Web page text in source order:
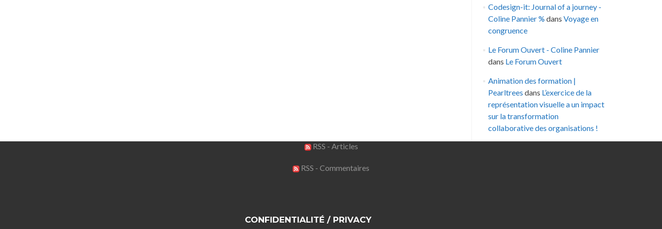
Codesign-it: Journal of a journey -
Coline Pannier % dans Voyage en
congruence
Le Forum Ouvert - Coline Pannier
dans Le Forum Ouvert
Animation des formation |
Pearltrees dans L’exercice de la
représentation visuelle a un impact
sur la transformation
collaborative des organisations !
RSS - Articles
RSS - Commentaires
CONFIDENTIALITÉ / PRIVACY